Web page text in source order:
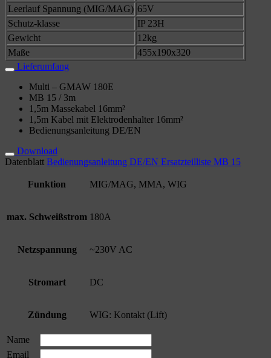
Leerlauf Spannung (MIG/MAG) 65V
Schutz-klasse
IP 23H
Gewicht
12kg
Maße
455x190x320
Lieferumfang
Multi – GMAW 180E
MB 15 / 3m
1,5m Massekabel 16mm²
1,5m Kabel mit Elektrodenhalter 16mm²
Bedienungsanleitung DE/EN
Download
Datenblatt Bedienungsanleitung DE/EN Ersatzteilliste MB 15
Funktion MIG/MAG, MMA, WIG
max. Schweißstrom 180A
Netzspannung ~230V AC
Stromart DC
Zündung WIG: Kontakt (Lift)
Name
Email